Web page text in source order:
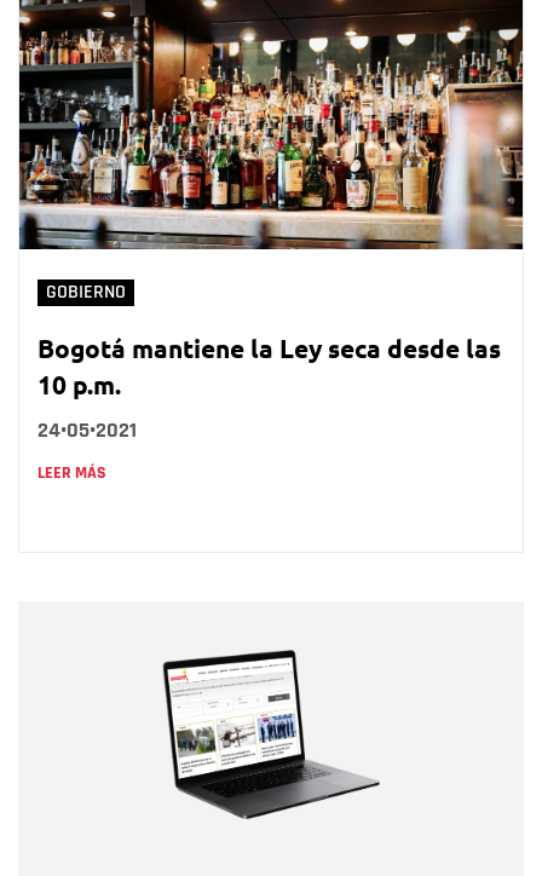
GOBIERNO
Bogotá mantiene la Ley seca desde las
10 p.m.
24•05•2021
LEER MÁS
Correo electrónico
Tipo de comentario